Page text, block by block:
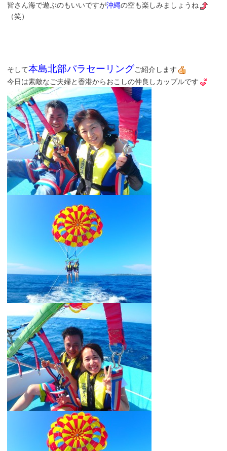
皆さん海で遊ぶのもいいですが沖縄の空も楽しみましょうね
（笑）
そして本島北部パラセーリングご紹介します
今日は素敵なご夫婦と香港からおこしの仲良しカップルです